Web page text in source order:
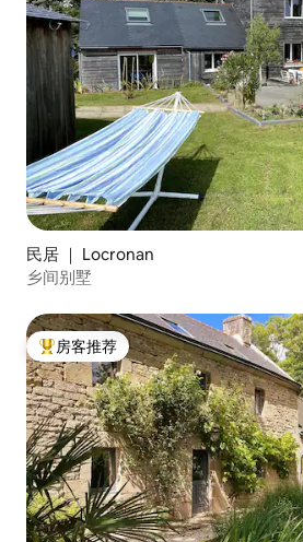
民居 ｜ Locronan
乡间别墅
热门「房客推荐」
房客推荐